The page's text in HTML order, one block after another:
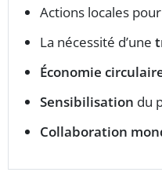
Actions locales
La nécessité d’une
Économie
Sensibilisation du
Collaboration